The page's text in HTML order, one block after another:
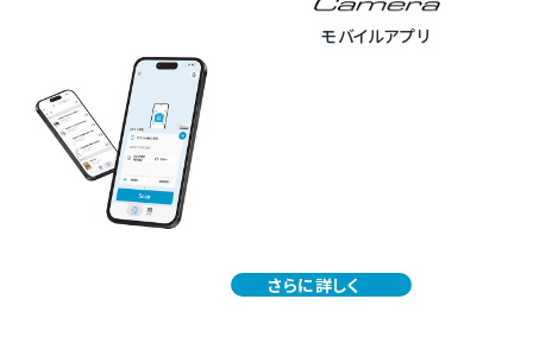
モバイルアプリ
さらに詳しく